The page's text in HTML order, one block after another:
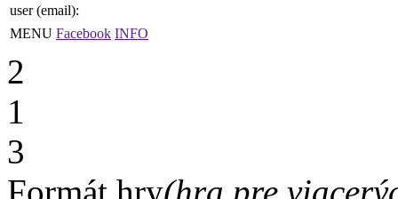
user (email):
MENU Facebook INFO
2
1
3
Formát hry(hra pre